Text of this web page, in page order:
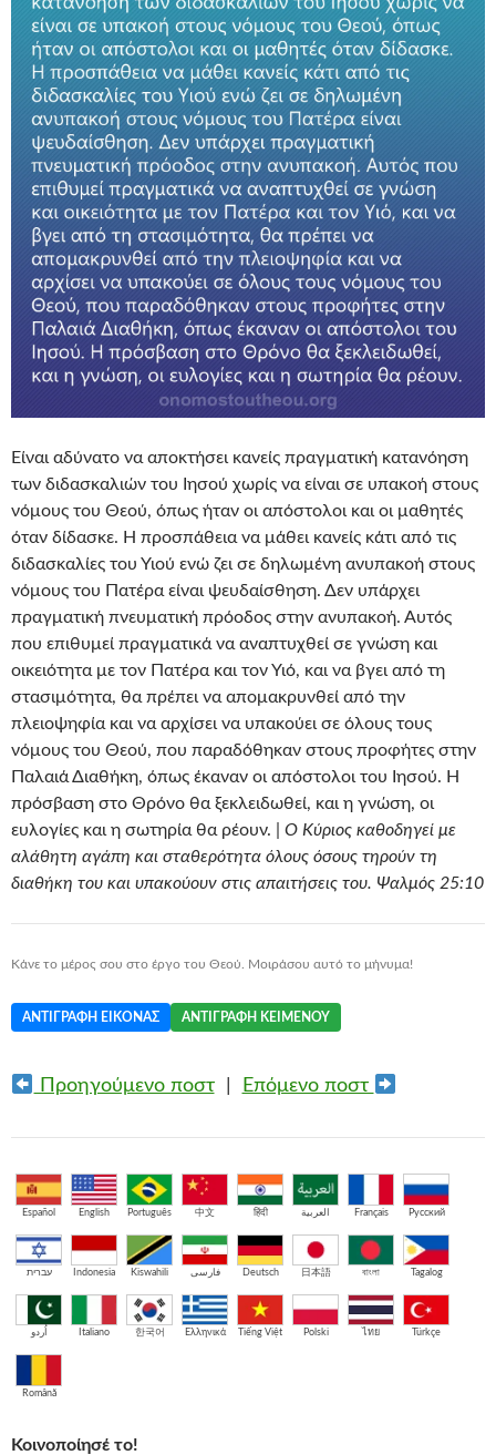
Είναι αδύνατο να αποκτήσει κανείς πραγματική κατανόηση
των διδασκαλιών του Ιησού χωρίς να είναι σε υπακοή στους
νόμους του Θεού, όπως ήταν οι απόστολοι και οι μαθητές
όταν δίδασκε. Η προσπάθεια να μάθει κανείς κάτι από τις
διδασκαλίες του Υιού ενώ ζει σε δηλωμένη ανυπακοή στους
νόμους του Πατέρα είναι ψευδαίσθηση. Δεν υπάρχει
πραγματική πνευματική πρόοδος στην ανυπακοή. Αυτός
που επιθυμεί πραγματικά να αναπτυχθεί σε γνώση και
οικειότητα με τον Πατέρα και τον Υιό, και να βγει από τη
στασιμότητα, θα πρέπει να απομακρυνθεί από την
πλειοψηφία και να αρχίσει να υπακούει σε όλους τους
νόμους του Θεού, που παραδόθηκαν στους προφήτες στην
Παλαιά Διαθήκη, όπως έκαναν οι απόστολοι του Ιησού. Η
πρόσβαση στο Θρόνο θα ξεκλειδωθεί, και η γνώση, οι
ευλογίες και η σωτηρία θα ρέουν. | Ο Κύριος καθοδηγεί με
αλάθητη αγάπη και σταθερότητα όλους όσους τηρούν τη
διαθήκη του και υπακούουν στις απαιτήσεις του. Ψαλμός 25:10
Κάνε το μέρος σου στο έργο του Θεού. Μοιράσου αυτό το μήνυμα!
ΑΝΤΙΓΡΑΦΉ ΕΙΚΌΝΑΣ ΑΝΤΙΓΡΑΦΉ ΚΕΙΜΈΝΟΥ
Προηγούμενο ποστ| Επόμενο ποστ
Español English Português 中文 हिंदी العربية Français Русский
עברית Indonesia Kiswahili فارسی Deutsch 日本語 বাংলা Tagalog
اُردو Italiano 한국어 Ελληνικά Tiếng Việt Polski ไทย Türkçe
Română
Κοινοποίησέ το!